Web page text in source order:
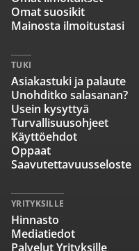
Omat suosikit
Mainosta ilmoitustasi
TUKI
Asiakastuki ja palaute
Unohditko salasanan?
Usein kysyttyä
Turvallisuusohjeet
Käyttöehdot
Oppaat
Saavutettavuusseloste
YRITYKSILLE
Hinnasto
Mediatiedot
Palvelut Yrityksille